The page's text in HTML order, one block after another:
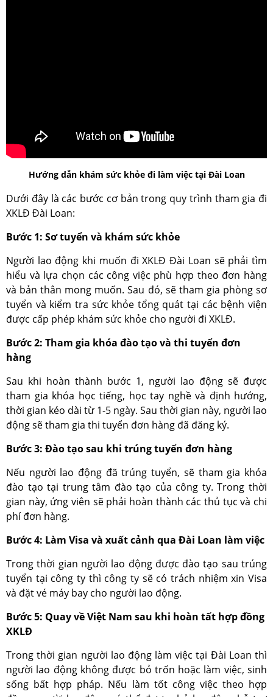
Hướng dẫn khám sức khỏe đi làm việc tại Đài Loan
Dưới đây là các bước cơ bản trong quy trình tham gia đi
XKLĐ Đài Loan:
Bước 1: Sơ tuyển và khám sức khỏe
Người lao động khi muốn đi XKLĐ Đài Loan sẽ phải tìm
hiểu và lựa chọn các công việc phù hợp theo đơn hàng
và bản thân mong muốn. Sau đó, sẽ tham gia phòng sơ
tuyển và kiểm tra sức khỏe tổng quát tại các bệnh viện
được cấp phép khám sức khỏe cho người đi XKLĐ.
Bước 2: Tham gia khóa đào tạo và thi tuyển đơn
hàng
Sau khi hoàn thành bước 1, người lao động sẽ được
tham gia khóa học tiếng, học tay nghề và định hướng,
thời gian kéo dài từ 1-5 ngày. Sau thời gian này, người lao
động sẽ tham gia thi tuyển đơn hàng đã đăng ký.
Bước 3: Đào tạo sau khi trúng tuyển đơn hàng
Nếu người lao động đã trúng tuyển, sẽ tham gia khóa
đào tạo tại trung tâm đào tạo của công ty. Trong thời
gian này, ứng viên sẽ phải hoàn thành các thủ tục và chi
phí đơn hàng.
Bước 4: Làm Visa và xuất cảnh qua Đài Loan làm việc
Trong thời gian người lao động được đào tạo sau trúng
tuyển tại công ty thì công ty sẽ có trách nhiệm xin Visa
và đặt vé máy bay cho người lao động.
Bước 5: Quay về Việt Nam sau khi hoàn tất hợp đồng
XKLĐ
Trong thời gian người lao động làm việc tại Đài Loan thì
người lao động không được bỏ trốn hoặc làm việc, sinh
sống bất hợp pháp. Nếu làm tốt công việc theo hợp